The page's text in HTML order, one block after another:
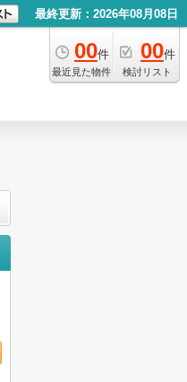
最終更新：2026年08月08日
00件
最近見た物件
00件
検討リスト